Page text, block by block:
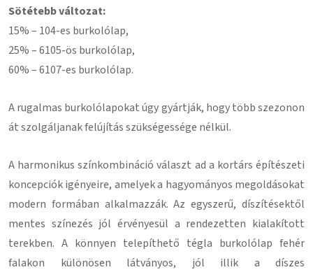
Sötétebb változat:
15% – 104-es burkolólap,
25% – 6105-ös burkolólap,
60% – 6107-es burkolólap.
A rugalmas burkolólapokat úgy gyártják, hogy több szezonon
át szolgáljanak felújítás szükségessége nélkül.
A harmonikus színkombináció választ ad a kortárs építészeti
koncepciók igényeire, amelyek a hagyományos megoldásokat
modern formában alkalmazzák. Az egyszerű, díszítésektől
mentes színezés jól érvényesül a rendezetten kialakított
terekben. A könnyen telepíthető tégla burkolólap fehér
falakon különösen látványos, jól illik a díszes